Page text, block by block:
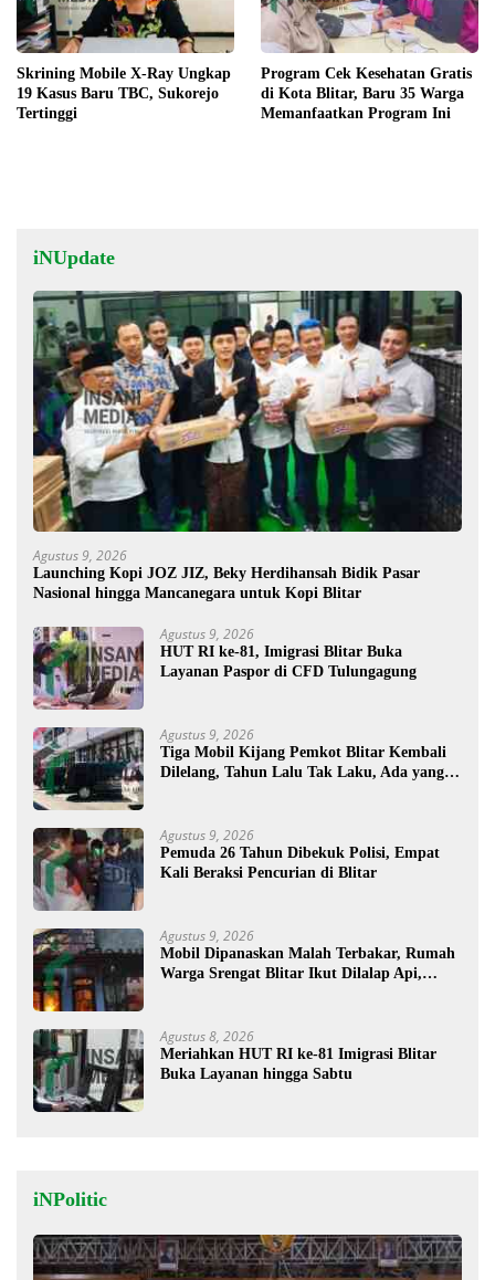
Skrining Mobile X-Ray Ungkap
19 Kasus Baru TBC, Sukorejo
Tertinggi
Program Cek Kesehatan Gratis
di Kota Blitar, Baru 35 Warga
Memanfaatkan Program Ini
iNUpdate
Agustus 9, 2026
Launching Kopi JOZ JIZ, Beky Herdihansah Bidik Pasar
Nasional hingga Mancanegara untuk Kopi Blitar
Agustus 9, 2026
HUT RI ke-81, Imigrasi Blitar Buka
Layanan Paspor di CFD Tulungagung
Agustus 9, 2026
Tiga Mobil Kijang Pemkot Blitar Kembali
Dilelang, Tahun Lalu Tak Laku, Ada yang
Agustus 9, 2026
Pemuda 26 Tahun Dibekuk Polisi, Empat
Kali Beraksi Pencurian di Blitar
Agustus 9, 2026
Mobil Dipanaskan Malah Terbakar, Rumah
Warga Srengat Blitar Ikut Dilalap Api,
Agustus 8, 2026
Meriahkan HUT RI ke-81 Imigrasi Blitar
Buka Layanan hingga Sabtu
iNPolitic